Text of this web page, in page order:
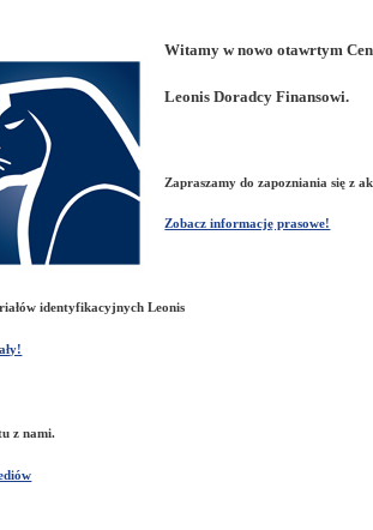
Witamy w nowo otawrtym
Leonis Doradcy Finansowi.
Zapraszamy do zapozniania się z
Zobacz informację prasowe!
identyfikacyjnych Leonis
z nami.